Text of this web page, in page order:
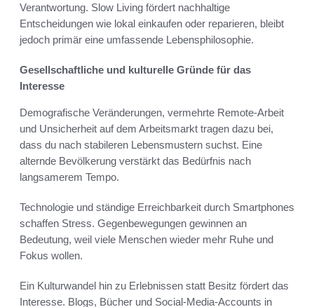
Verantwortung. Slow Living fördert nachhaltige
Entscheidungen wie lokal einkaufen oder reparieren, bleibt
jedoch primär eine umfassende Lebensphilosophie.
Gesellschaftliche und kulturelle Gründe für das
Interesse
Demografische Veränderungen, vermehrte Remote-Arbeit
und Unsicherheit auf dem Arbeitsmarkt tragen dazu bei,
dass du nach stabileren Lebensmustern suchst. Eine
alternde Bevölkerung verstärkt das Bedürfnis nach
langsamerem Tempo.
Technologie und ständige Erreichbarkeit durch Smartphones
schaffen Stress. Gegenbewegungen gewinnen an
Bedeutung, weil viele Menschen wieder mehr Ruhe und
Fokus wollen.
Ein Kulturwandel hin zu Erlebnissen statt Besitz fördert das
Interesse. Blogs, Bücher und Social-Media-Accounts in